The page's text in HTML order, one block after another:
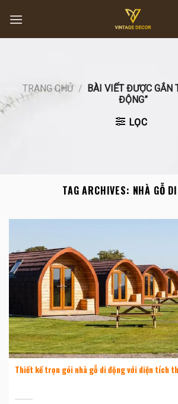
content
TRANG CHỦ / BÀI VIẾT ĐƯỢC GẮN
ĐỘNG”
LỌC
TAG ARCHIVES: NHÀ GỖ
Thiết kế trọn gói nhà gỗ di động với diện tích